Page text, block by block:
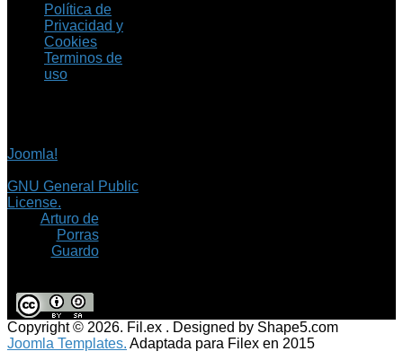
Política de
Privacidad y
Cookies
Terminos de
uso
Joomla!
GNU General Public
License.
Arturo de
Porras
Guardo
Copyright © 2026. Fil.ex . Designed by Shape5.com
Joomla Templates. Adaptada para Filex en 2015